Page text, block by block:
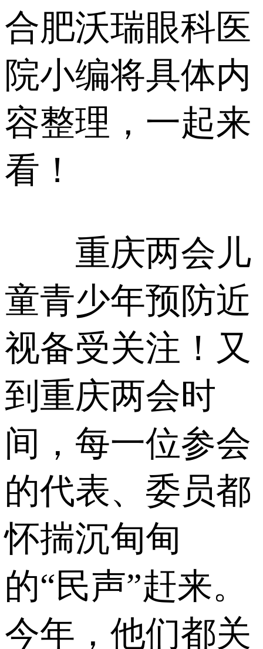
合肥沃瑞眼科医
院小编将具体内
容整理，一起来
看！
重庆两会儿
童青少年预防近
视备受关注！又
到重庆两会时
间，每一位参会
的代表、委员都
怀揣沉甸甸
的“民声”赶来。
今年，他们都关